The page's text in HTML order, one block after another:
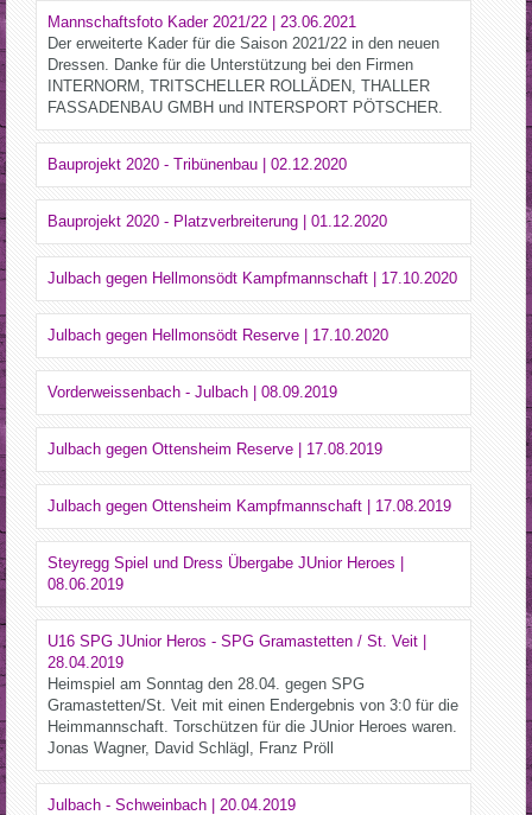
Mannschaftsfoto Kader 2021/22 | 23.06.2021
Der erweiterte Kader für die Saison 2021/22 in den neuen
Dressen. Danke für die Unterstützung bei den Firmen
INTERNORM, TRITSCHELLER ROLLÄDEN, THALLER
FASSADENBAU GMBH und INTERSPORT PÖTSCHER.
Bauprojekt 2020 - Tribünenbau | 02.12.2020
Bauprojekt 2020 - Platzverbreiterung | 01.12.2020
Julbach gegen Hellmonsödt Kampfmannschaft | 17.10.2020
Julbach gegen Hellmonsödt Reserve | 17.10.2020
Vorderweissenbach - Julbach | 08.09.2019
Julbach gegen Ottensheim Reserve | 17.08.2019
Julbach gegen Ottensheim Kampfmannschaft | 17.08.2019
Steyregg Spiel und Dress Übergabe JUnior Heroes |
08.06.2019
U16 SPG JUnior Heros - SPG Gramastetten / St. Veit |
28.04.2019
Heimspiel am Sonntag den 28.04. gegen SPG
Gramastetten/St. Veit mit einen Endergebnis von 3:0 für die
Heimmannschaft. Torschützen für die JUnior Heroes waren.
Jonas Wagner, David Schlägl, Franz Pröll
Julbach - Schweinbach | 20.04.2019